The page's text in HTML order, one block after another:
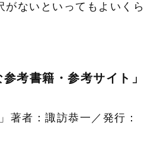
がないといってもよいくら
参考書籍・参考サイト」
著者：諏訪恭一／発行：